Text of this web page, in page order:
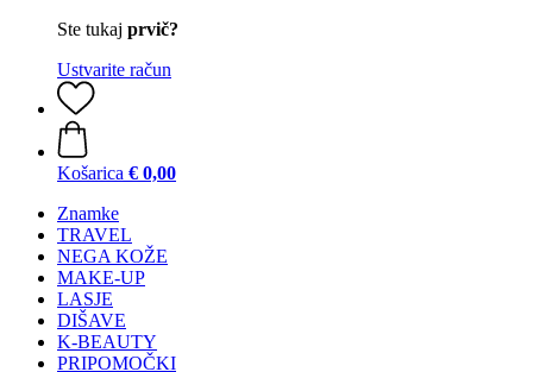
Ste tukaj prvič?
Ustvarite račun
Košarica € 0,00
Znamke
TRAVEL
NEGA KOŽE
MAKE-UP
LASJE
DIŠAVE
K-BEAUTY
PRIPOMOČKI